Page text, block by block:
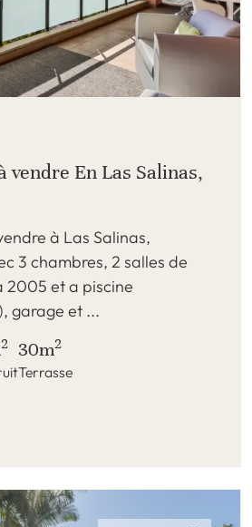
vendre En Las Salinas,
à Las Salinas,
3 chambres, 2 salles de
2005 et a piscine
garage et ...
2 30m2
Terrasse